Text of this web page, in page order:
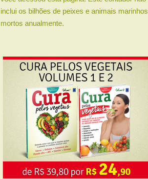
inclui os bilhões de peixes e animais marinhos
mortos anualmente.